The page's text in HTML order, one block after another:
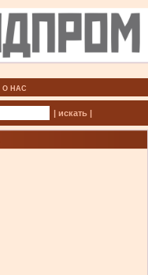
О НАС
| искать |